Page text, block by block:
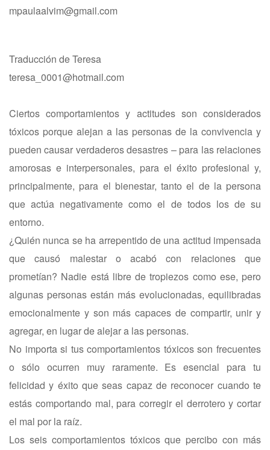
mpaulaalvim@gmail.com
Traducción de Teresa
teresa_0001@hotmail.com
Ciertos comportamientos y actitudes son considerados
tóxicos porque alejan a las personas de la convivencia y
pueden causar verdaderos desastres – para las relaciones
amorosas e interpersonales, para el éxito profesional y,
principalmente, para el bienestar, tanto el de la persona
que actúa negativamente como el de todos los de su
entorno.
¿Quién nunca se ha arrepentido de una actitud impensada
que causó malestar o acabó con relaciones que
prometían? Nadie está libre de tropiezos como ese, pero
algunas personas están más evolucionadas, equilibradas
emocionalmente y son más capaces de compartir, unir y
agregar, en lugar de alejar a las personas.
No importa si tus comportamientos tóxicos son frecuentes
o sólo ocurren muy raramente. Es esencial para tu
felicidad y éxito que seas capaz de reconocer cuando te
estás comportando mal, para corregir el derrotero y cortar
el mal por la raíz.
Los seis comportamientos tóxicos que percibo con más